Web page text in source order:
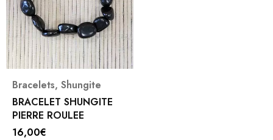
Bracelets, Shungite
BRACELET SHUNGITE
PIERRE ROULEE
16,00€